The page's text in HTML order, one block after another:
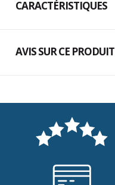
CARACTÉRISTIQUES
AVIS SUR CE PRODUIT